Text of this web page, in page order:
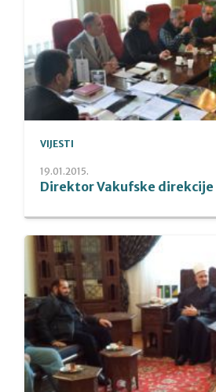
VIJESTI
19.01.2015.
Direktor Vakufske direkcije